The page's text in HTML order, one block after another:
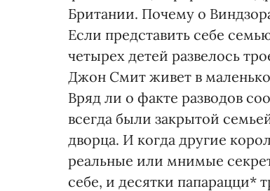
Британии. Почему о
Если представить себе
четырех детей развелось
Джон Смит живет в
Вряд ли о факте разводов
всегда были закрытой
дворца. И когда другие
реальные или мнимые
себе, и десятки папарацци*